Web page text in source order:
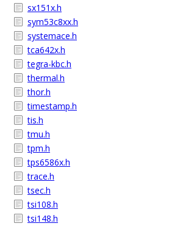
sx151x.h
sym53c8xx.h
systemace.h
tca642x.h
tegra-kbc.h
thermal.h
thor.h
timestamp.h
tis.h
tmu.h
tpm.h
tps6586x.h
trace.h
tsec.h
tsi108.h
tsi148.h